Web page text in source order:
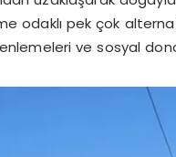
odaklı pek çok
ve sosyal